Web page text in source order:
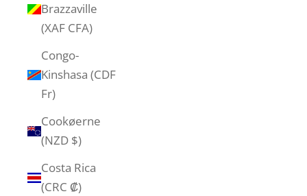
Brazzaville
(XAF CFA)
Congo-
Kinshasa (CDF
Fr)
Cookøerne
(NZD $)
Costa Rica
(CRC ₡)